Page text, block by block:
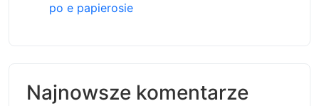
po e papierosie
Najnowsze komentarze